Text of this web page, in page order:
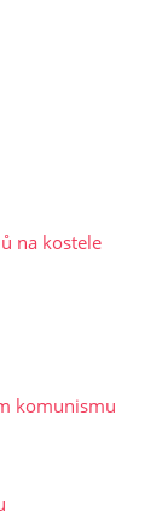
na kostele
komunismu